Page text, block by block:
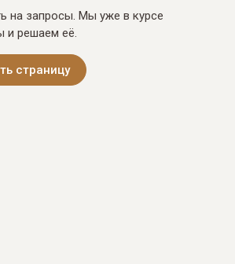
на запросы. Мы уже в курсе
и решаем её.
страницу